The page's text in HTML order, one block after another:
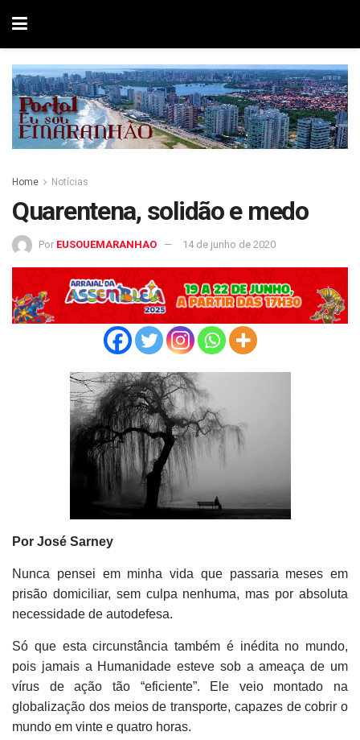
Home Notícias
Quarentena, solidão e medo
Por EUSOUEMARANHAO 14 de junho de 2020
Por José Sarney
Nunca pensei em minha vida que passaria meses em
prisão domiciliar, sem culpa nenhuma, mas por absoluta
necessidade de autodefesa.
Só que esta circunstância também é inédita no mundo,
pois jamais a Humanidade esteve sob a ameaça de um
vírus de ação tão “eficiente”. Ele veio montado na
globalização dos meios de transporte, capazes de cobrir o
mundo em vinte e quatro horas.